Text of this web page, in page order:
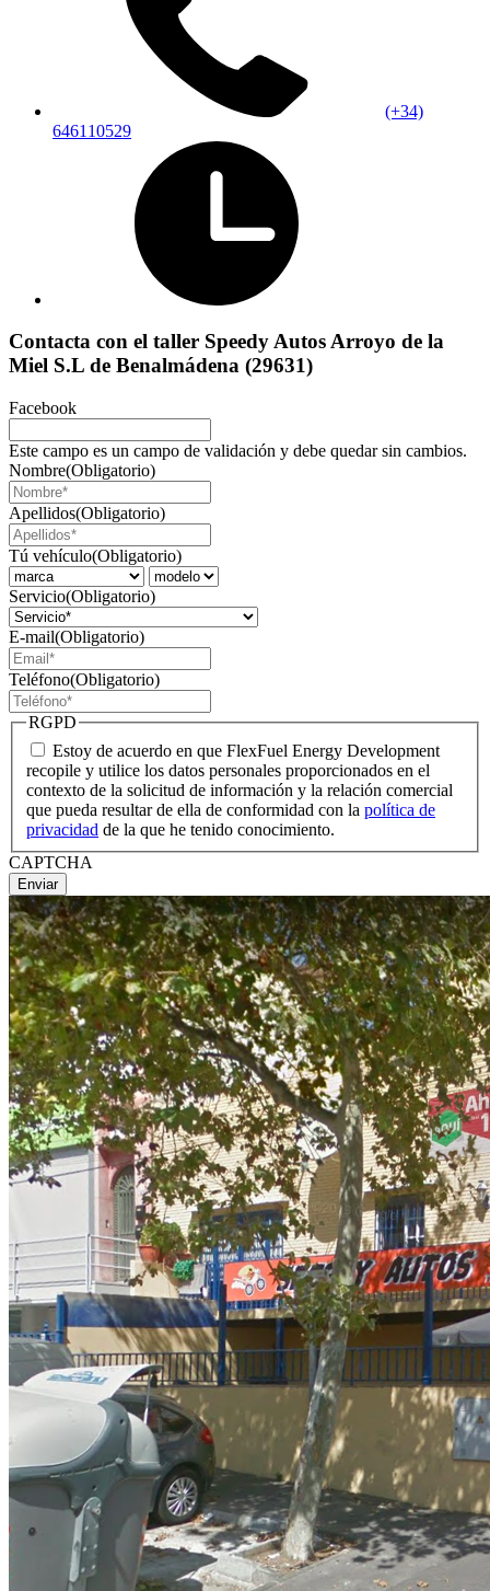
(+34)
646110529
Contacta con el taller Speedy Autos Arroyo de la
Miel S.L de Benalmádena (29631)
Facebook
Este campo es un campo de validación y debe quedar sin cambios.
Nombre(Obligatorio)
Apellidos(Obligatorio)
Tú vehículo(Obligatorio)
Servicio(Obligatorio)
E-mail(Obligatorio)
Teléfono(Obligatorio)
RGPD
Estoy de acuerdo en que FlexFuel Energy Development
recopile y utilice los datos personales proporcionados en el
contexto de la solicitud de información y la relación comercial
que pueda resultar de ella de conformidad con la política de
privacidad de la que he tenido conocimiento.
CAPTCHA